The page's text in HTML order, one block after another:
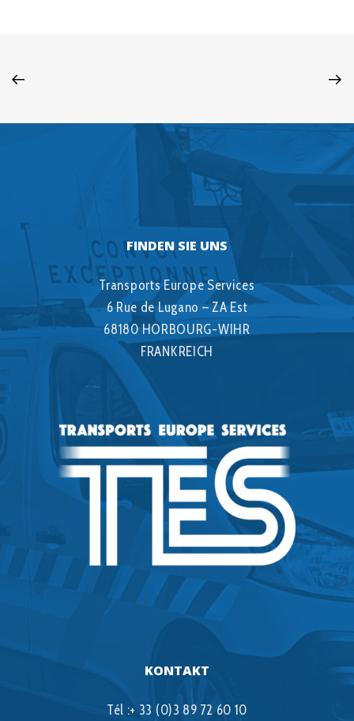
FINDEN SIE UNS
Transports Europe Services
6 Rue de Lugano – ZA Est
68180 HORBOURG-WIHR
FRANKREICH
KONTAKT
Tél :+ 33 (0)3 89 72 60 10